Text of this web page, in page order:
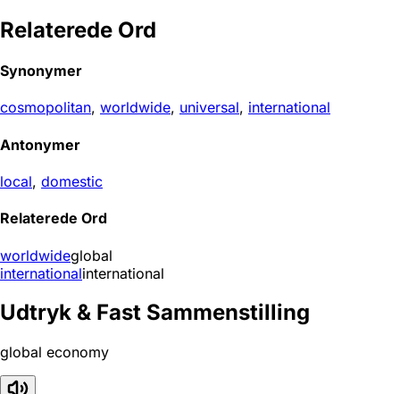
Relaterede Ord
Synonymer
cosmopolitan, worldwide, universal, international
Antonymer
local, domestic
Relaterede Ord
worldwideglobal
internationalinternational
Udtryk & Fast Sammenstilling
global economy